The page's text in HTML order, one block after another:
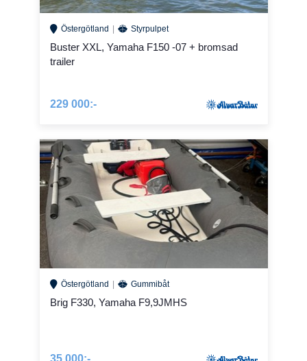
Östergötland Styrpulpet
Buster XXL, Yamaha F150 -07 + bromsad
trailer
229 000:-
Östergötland Gummibåt
Brig F330, Yamaha F9,9JMHS